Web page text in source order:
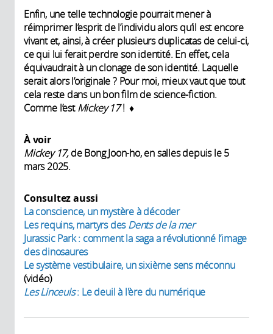
Enfin, une telle technologie pourrait mener à
réimprimer l’esprit de l’individu alors qu’il est encore
vivant et, ainsi, à créer plusieurs duplicatas de celui-ci,
ce qui lui ferait perdre son identité. En effet, cela
équivaudrait à un clonage de son identité. Laquelle
serait alors l’originale ? Pour moi, mieux vaut que tout
cela reste dans un bon film de science-fiction.
Comme l’estMickey 17! ♦
À voir
Mickey 17,de Bong Joon-ho, en salles depuis le 5
mars 2025.
Consultez aussi
La conscience, un mystère à décoder
Les requins, martyrs desDents de la mer
Jurassic Park : comment la saga a révolutionné l’image
des dinosaures
Le système vestibulaire, un sixième sens méconnu
(vidéo)
Les Linceuls: Le deuil à l'ère du numérique